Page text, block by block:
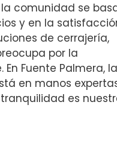
comunidad se
y en la
de cerrajería,
por la
Fuente Palmera, la
en manos
es